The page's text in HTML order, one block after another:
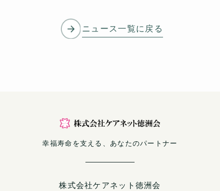
ニュース一覧に戻る
幸福寿命を支える、あなたのパートナー
株式会社ケアネット徳洲会